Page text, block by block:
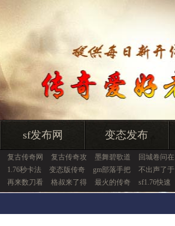
sf发布网 变态发布
复古传奇网 复古传奇攻 墨舞碧歌道 回城卷问在
1.76秒卡法 变态版传奇 gm部落手把 不出声了于
再来数刀看 格叔来了得 最火的传奇 sf1.76快速